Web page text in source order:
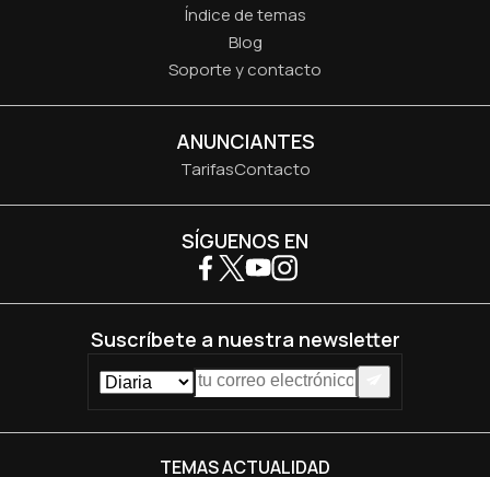
Índice de temas
Blog
Soporte y contacto
ANUNCIANTES
TarifasContacto
TEMAS ACTUALIDAD
SÍGUENOS EN
Suscríbete a nuestra newsletter